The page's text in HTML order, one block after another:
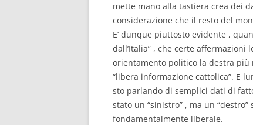
mette mano alla tastiera crea dei
considerazione che il resto del
E’ dunque piuttosto evidente ,
dall’Italia” , che certe
orientamento politico la destra più
“libera informazione cattolica”. E
sto parlando di semplici dati di
stato un “sinistro” , ma un
fondamentalmente liberale.